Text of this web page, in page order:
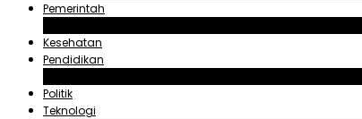
Pemerintah
Kesehatan
Pendidikan
Politik
Teknologi